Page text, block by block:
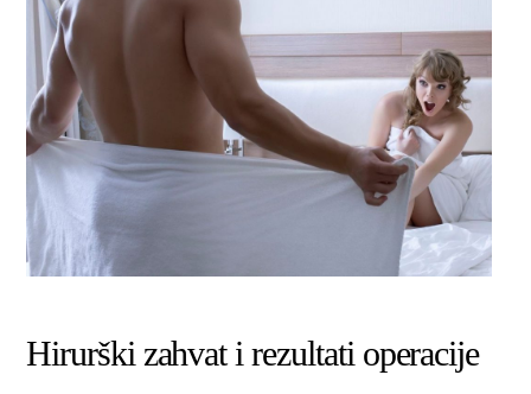
Hirurški zahvat i rezultati operacije